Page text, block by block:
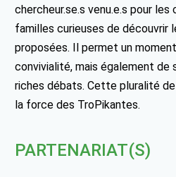
chercheur.se.s venu.e.s pour
familles curieuses de découvrir
proposées. Il permet un
convivialité, mais également de
riches débats. Cette pluralité
la force des TroPikantes.
PARTENARIAT(S)